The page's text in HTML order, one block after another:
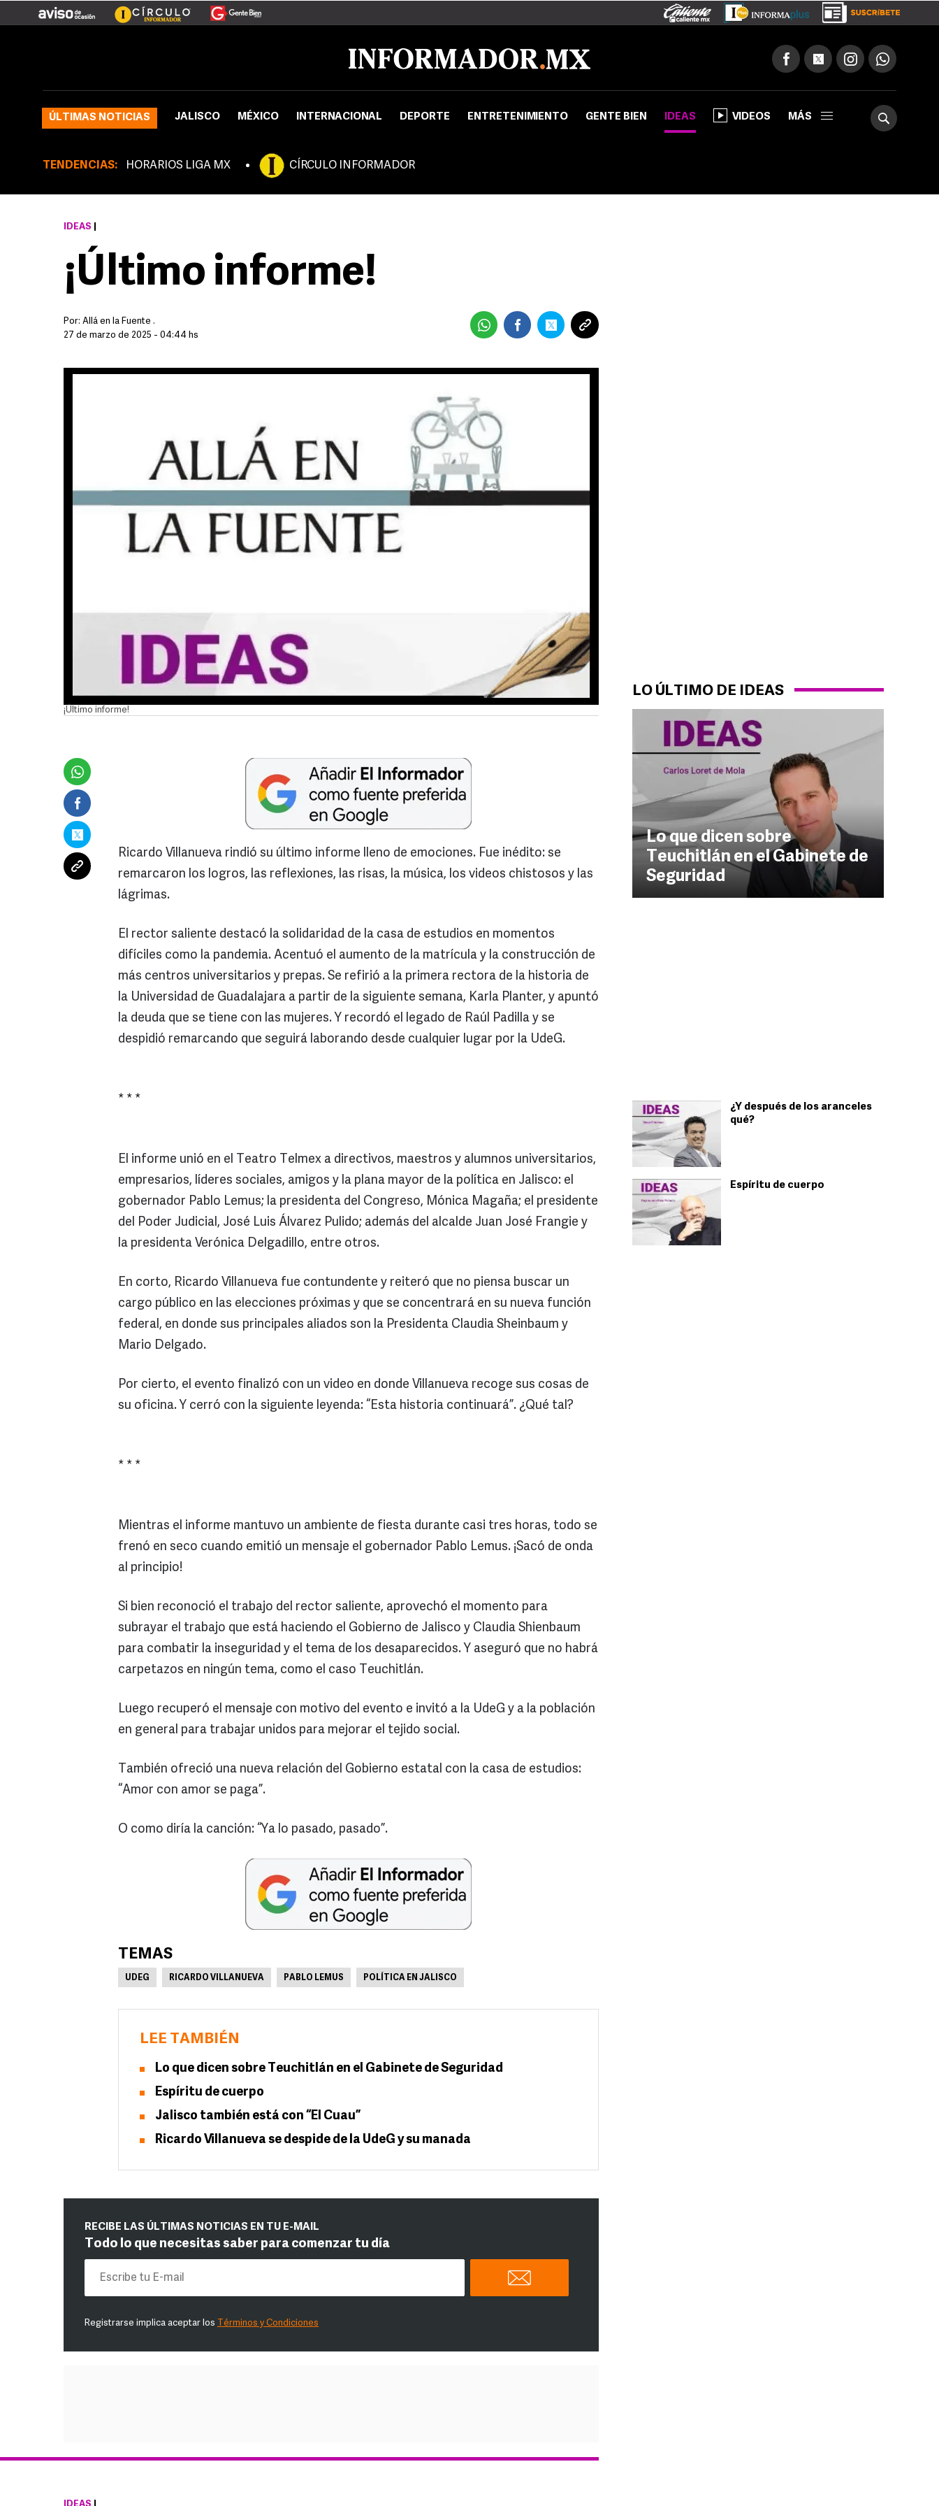
ÚLTIMAS NOTICIAS JALISCO MÉXICO INTERNACIONAL DEPORTE ENTRETENIMIENTO GENTE BIEN IDEAS VIDEOS MÁS
TENDENCIAS: HORARIOS LIGA MX CÍRCULO INFORMADOR
LO ÚLTIMO DE IDEAS
Lo que dicen sobre
Teuchitlán en el Gabinete de
Seguridad
¿Y después de los aranceles
qué?
Espíritu de cuerpo
IDEAS
¡Último informe!
Por: Allá en la Fuente .
27 de marzo de 2025 - 04:44 hs
¡Último informe!
Ricardo Villanueva rindió su último informe lleno de emociones. Fue inédito: se
remarcaron los logros, las reflexiones, las risas, la música, los videos chistosos y las
lágrimas.
El rector saliente destacó la solidaridad de la casa de estudios en momentos
difíciles como la pandemia. Acentuó el aumento de la matrícula y la construcción de
más centros universitarios y prepas. Se refirió a la primera rectora de la historia de
la Universidad de Guadalajara a partir de la siguiente semana, Karla Planter, y apuntó
la deuda que se tiene con las mujeres. Y recordó el legado de Raúl Padilla y se
despidió remarcando que seguirá laborando desde cualquier lugar por la UdeG.
* * *
El informe unió en el Teatro Telmex a directivos, maestros y alumnos universitarios,
empresarios, líderes sociales, amigos y la plana mayor de la política en Jalisco: el
gobernador Pablo Lemus; la presidenta del Congreso, Mónica Magaña; el presidente
del Poder Judicial, José Luis Álvarez Pulido; además del alcalde Juan José Frangie y
la presidenta Verónica Delgadillo, entre otros.
En corto, Ricardo Villanueva fue contundente y reiteró que no piensa buscar un
cargo público en las elecciones próximas y que se concentrará en su nueva función
federal, en donde sus principales aliados son la Presidenta Claudia Sheinbaum y
Mario Delgado.
Por cierto, el evento finalizó con un video en donde Villanueva recoge sus cosas de
su oficina. Y cerró con la siguiente leyenda: “Esta historia continuará”. ¿Qué tal?
* * *
Mientras el informe mantuvo un ambiente de fiesta durante casi tres horas, todo se
frenó en seco cuando emitió un mensaje el gobernador Pablo Lemus. ¡Sacó de onda
al principio!
Si bien reconoció el trabajo del rector saliente, aprovechó el momento para
subrayar el trabajo que está haciendo el Gobierno de Jalisco y Claudia Shienbaum
para combatir la inseguridad y el tema de los desaparecidos. Y aseguró que no habrá
carpetazos en ningún tema, como el caso Teuchitlán.
Luego recuperó el mensaje con motivo del evento e invitó a la UdeG y a la población
en general para trabajar unidos para mejorar el tejido social.
También ofreció una nueva relación del Gobierno estatal con la casa de estudios:
“Amor con amor se paga”.
O como diría la canción: “Ya lo pasado, pasado”.
TEMAS
UDEG RICARDO VILLANUEVA PABLO LEMUS POLÍTICA EN JALISCO
LEE TAMBIÉN
Lo que dicen sobre Teuchitlán en el Gabinete de Seguridad
Espíritu de cuerpo
Jalisco también está con “El Cuau”
Ricardo Villanueva se despide de la UdeG y su manada
RECIBE LAS ÚLTIMAS NOTICIAS EN TU E-MAIL
Todo lo que necesitas saber para comenzar tu día
Registrarse implica aceptar los Términos y Condiciones